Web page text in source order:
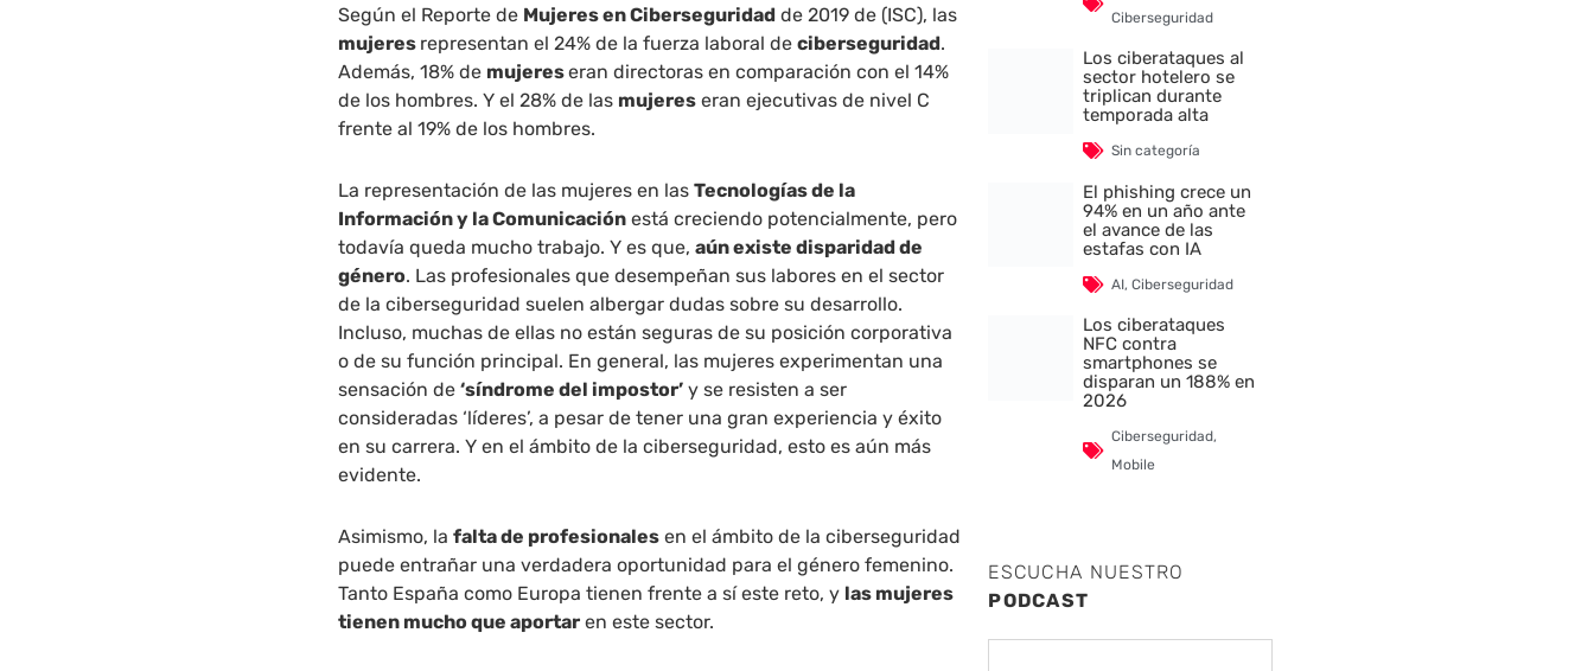
Según el Reporte de Mujeres en Ciberseguridad de 2019 de (ISC), las
mujeres representan el 24% de la fuerza laboral deciberseguridad.
Además, 18% de mujereseran directoras en comparación con el 14%
de los hombres. Y el 28% de las mujeres eran ejecutivas de nivel C
frente al 19% de los hombres.
La representación de las mujeres en lasTecnologías de la
Información y la Comunicación está creciendo potencialmente, pero
todavía queda mucho trabajo. Y es que,aún existe disparidad de
género. Las profesionales que desempeñan sus labores en el sector
de la ciberseguridad suelen albergar dudas sobre su desarrollo.
Incluso, muchas de ellas no están seguras de su posición corporativa
o de su función principal. En general, las mujeres experimentan una
sensación de‘síndrome del impostor’ y se resisten a ser
consideradas ‘líderes’, a pesar de tener una gran experiencia y éxito
en su carrera. Y en el ámbito de la ciberseguridad, esto es aún más
evidente.
Asimismo, lafalta de profesionales en el ámbito de la ciberseguridad
puede entrañar una verdadera oportunidad para el género femenino.
Tanto España como Europa tienen frente a sí este reto, y las mujeres
tienen mucho que aportar en este sector.
Ciberseguridad
Los ciberataques al
sector hotelero se
triplican durante
temporada alta
Sin categoría
El phishing crece un
94% en un año ante
el avance de las
estafas con IA
AI,Ciberseguridad
Los ciberataques
NFC contra
smartphones se
disparan un 188% en
2026
Ciberseguridad,
Mobile
ESCUCHA NUESTRO
PODCAST